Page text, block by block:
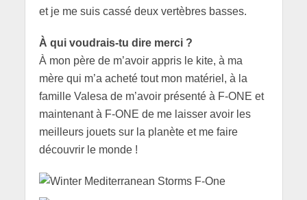
et je me suis cassé deux vertèbres basses.
À qui voudrais-tu dire merci ?
À mon père de m’avoir appris le kite, à ma
mère qui m’a acheté tout mon matériel, à la
famille Valesa de m’avoir présenté à F-ONE et
maintenant à F-ONE de me laisser avoir les
meilleurs jouets sur la planète et me faire
découvrir le monde !